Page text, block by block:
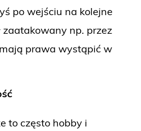
po wejściu na kolejne
zaatakowany np. przez
prawa wystąpić w
to często hobby i